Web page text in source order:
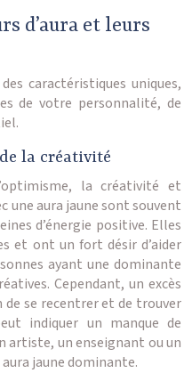
d’aura et leurs
caractéristiques uniques,
de votre personnalité, de
de la créativité
la créativité et
une aura jaune sont souvent
d’énergie positive. Elles
et ont un fort désir d’aider
ayant une dominante
Cependant, un excès
se recentrer et de trouver
indiquer un manque de
artiste, un enseignant ou un
jaune dominante.